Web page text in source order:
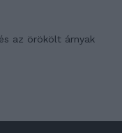
az örökölt árnyak